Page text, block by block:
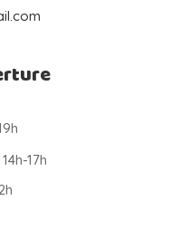
17h